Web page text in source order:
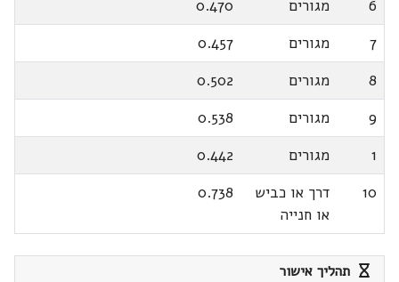
6 מגורים
0.470
7
מגורים
0.457
8
מגורים
0.502
9
מגורים
0.538
1
מגורים
0.442
10
דרך או כביש
או חנייה
0.738
תהליך אישור